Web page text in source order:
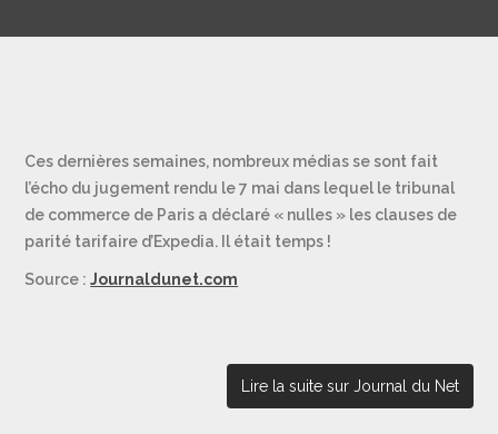
Ces dernières semaines, nombreux médias se sont fait
l’écho du jugement rendu le 7 mai dans lequel le tribunal
de commerce de Paris a déclaré « nulles » les clauses de
parité tarifaire d’Expedia. Il était temps !
Source :Journaldunet.com
Lire la suite sur Journal du Net